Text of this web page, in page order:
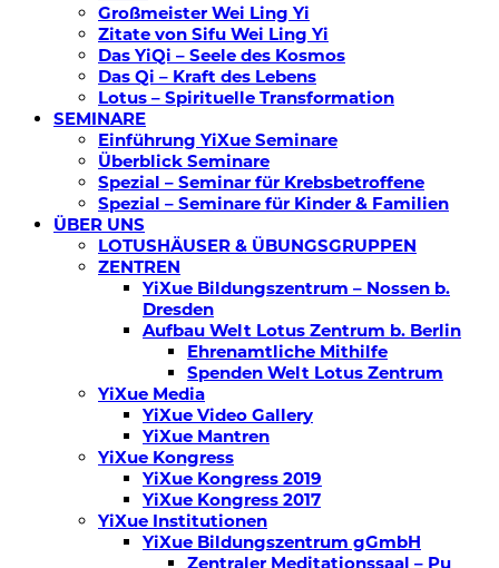
Großmeister Wei Ling Yi
Zitate von Sifu Wei Ling Yi
Das YiQi – Seele des Kosmos
Das Qi – Kraft des Lebens
Lotus – Spirituelle Transformation
SEMINARE
Einführung YiXue Seminare
Überblick Seminare
Spezial – Seminar für Krebsbetroffene
Spezial – Seminare für Kinder & Familien
ÜBER UNS
LOTUSHÄUSER & ÜBUNGSGRUPPEN
ZENTREN
YiXue Bildungszentrum – Nossen b.
Dresden
Aufbau Welt Lotus Zentrum b. Berlin
Ehrenamtliche Mithilfe
Spenden Welt Lotus Zentrum
YiXue Media
YiXue Video Gallery
YiXue Mantren
YiXue Kongress
YiXue Kongress 2019
YiXue Kongress 2017
YiXue Institutionen
YiXue Bildungszentrum gGmbH
Zentraler Meditationssaal – Pu